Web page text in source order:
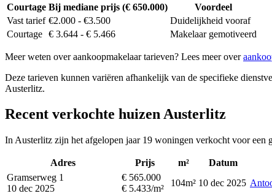
Courtage Bij mediane prijs (€ 650.000)
Voordeel
Vast tarief €2.000 - €3.500
Duidelijkheid vooraf
Courtage € 3.644 - € 5.466 Makelaar gemotiveerd
Meer weten over aankoopmakelaar tarieven? Lees meer over
Deze tarieven kunnen variëren afhankelijk van de specifieke
Austerlitz.
Recent verkochte huizen Austerlitz
In Austerlitz zijn het afgelopen jaar 19 woningen verkocht voor een
Adres Prijs m² Datum
Gramserweg 1
10 dec 2025
€ 565.000
€ 5.433/m²
104m² 10 dec 2025